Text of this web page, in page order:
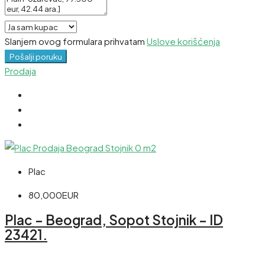
Slanjem ovog formulara prihvatam Uslove korišćenja
Pošalji poruku
Prodaja
Plac
80,000EUR
Plac – Beograd, Sopot Stojnik – ID
23421.